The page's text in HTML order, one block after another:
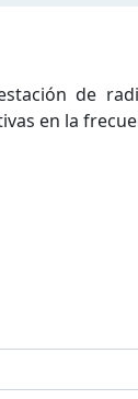
de
en la